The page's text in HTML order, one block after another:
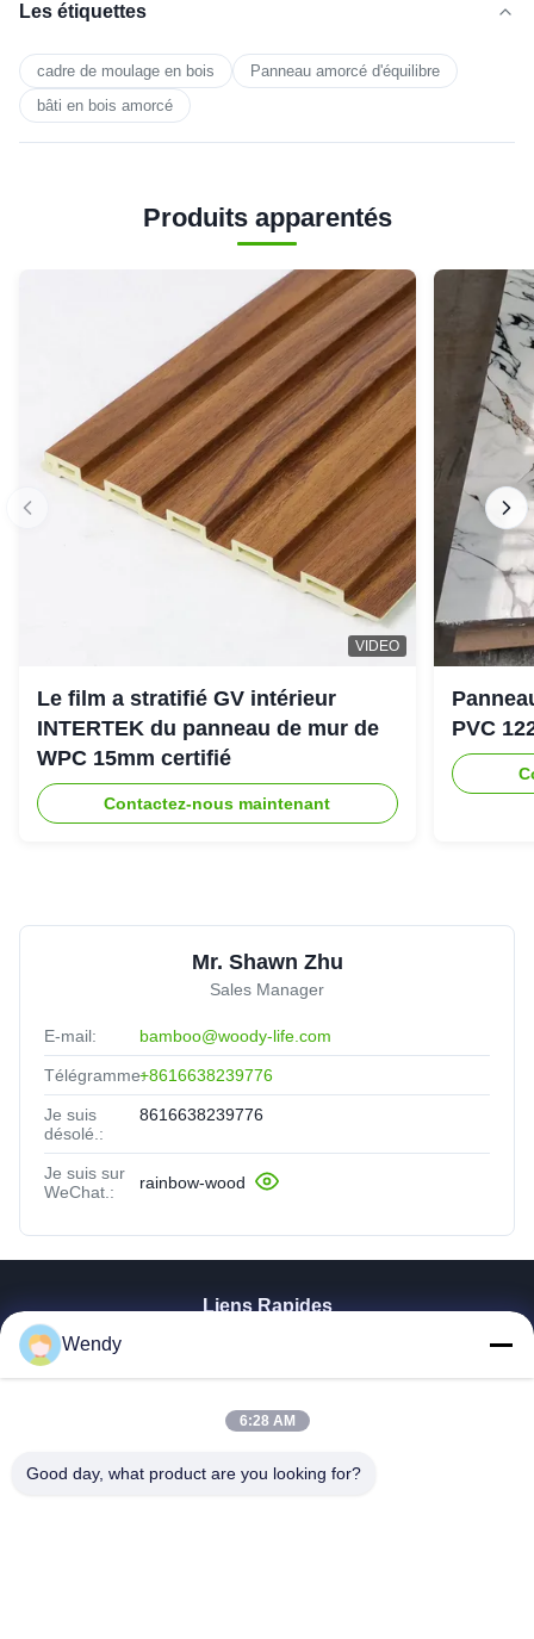
Les étiquettes
cadre de moulage en bois
Panneau amorcé d'équilibre
bâti en bois amorcé
Produits apparentés
VIDEO
Le film a stratifié GV intérieur
INTERTEK du panneau de mur de
WPC 15mm certifié
Contactez-nous maintenant
PVC
Mr. Shawn Zhu
Sales Manager
E-mail: bamboo@woody-life.com
Télégramme:+8616638239776
Je suis
désolé.:
8616638239776
Je suis sur
WeChat.:
rainbow-wood
Liens Rapides
Produits
Vidéos
Exposition De VR
Au Sujet De Nous
Wendy
6:28 AM
Good day, what product are you looking for?